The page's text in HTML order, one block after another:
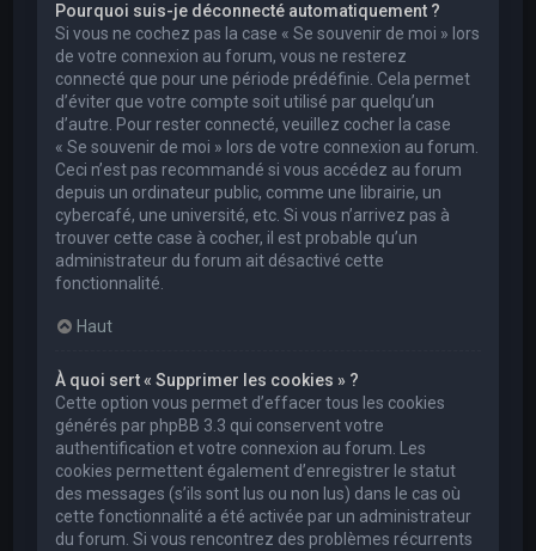
Pourquoi suis-je déconnecté automatiquement ?
Si vous ne cochez pas la case « Se souvenir de moi » lors
de votre connexion au forum, vous ne resterez
connecté que pour une période prédéfinie. Cela permet
d’éviter que votre compte soit utilisé par quelqu’un
d’autre. Pour rester connecté, veuillez cocher la case
« Se souvenir de moi » lors de votre connexion au forum.
Ceci n’est pas recommandé si vous accédez au forum
depuis un ordinateur public, comme une librairie, un
cybercafé, une université, etc. Si vous n’arrivez pas à
trouver cette case à cocher, il est probable qu’un
administrateur du forum ait désactivé cette
fonctionnalité.
Haut
À quoi sert « Supprimer les cookies » ?
Cette option vous permet d’effacer tous les cookies
générés par phpBB 3.3 qui conservent votre
authentification et votre connexion au forum. Les
cookies permettent également d’enregistrer le statut
des messages (s’ils sont lus ou non lus) dans le cas où
cette fonctionnalité a été activée par un administrateur
du forum. Si vous rencontrez des problèmes récurrents